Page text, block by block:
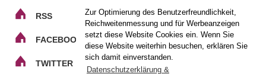
Zur Optimierung des Benutzerfreundlichkeit,
Reichweitenmessung und für Werbeanzeigen
setzt diese Website Cookies ein. Wenn Sie
diese Website weiterhin besuchen, erklären Sie
sich damit einverstanden.
Datenschutzerklärung &
RSS
FACEBOOK
TWITTER